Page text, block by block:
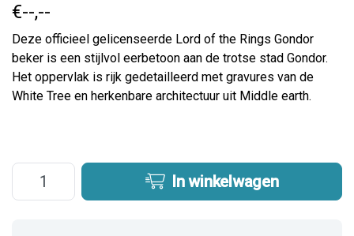
€--,--
Deze officieel gelicenseerde Lord of the Rings Gondor
beker is een stijlvol eerbetoon aan de trotse stad Gondor.
Het oppervlak is rijk gedetailleerd met gravures van de
White Tree en herkenbare architectuur uit Middle earth.
In winkelwagen